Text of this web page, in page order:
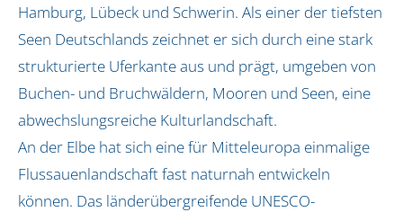
AQUA-AGENTEN-Aktionstag buchen
Erlebnistage in Hamburg
Rallye in Hamburg
Bildungskonzept
BNE / SDGs
Pädagogisches Leitbild
Auszeichnungen
Hamburg, Lübeck und Schwerin. Als einer der tiefsten
Seen Deutschlands zeichnet er sich durch eine stark
strukturierte Uferkante aus und prägt, umgeben von
Buchen- und Bruchwäldern, Mooren und Seen, eine
abwechslungsreiche Kulturlandschaft.
An der Elbe hat sich eine für Mitteleuropa einmalige
Flussauenlandschaft fast naturnah entwickeln
können. Das länderübergreifende UNESCO-